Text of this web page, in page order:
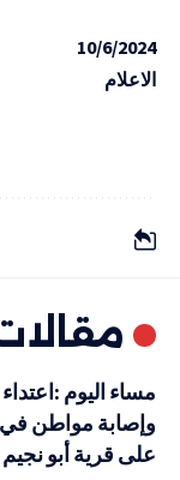
الاعلام
مساء اليوم
وإصابة مواطن
على قرية أبو